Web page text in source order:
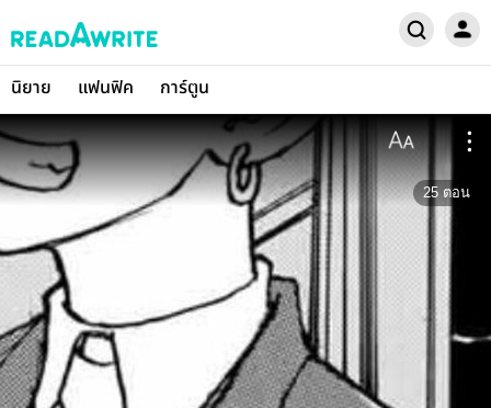
นิยาย แฟนฟิค การ์ตูน
25 ตอน